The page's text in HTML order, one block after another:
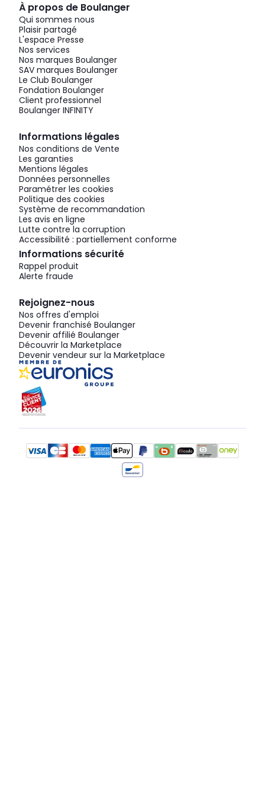
À propos de Boulanger
Qui sommes nous
Plaisir partagé
L'espace Presse
Nos services
Nos marques Boulanger
SAV marques Boulanger
Le Club Boulanger
Fondation Boulanger
Client professionnel
Boulanger INFINITY
Informations légales
Nos conditions de Vente
Les garanties
Mentions légales
Données personnelles
Paramétrer les cookies
Politique des cookies
Système de recommandation
Les avis en ligne
Lutte contre la corruption
Accessibilité : partiellement conforme
Informations sécurité
Rappel produit
Alerte fraude
Rejoignez-nous
Nos offres d'emploi
Devenir franchisé Boulanger
Devenir affilié Boulanger
Découvrir la Marketplace
Devenir vendeur sur la Marketplace